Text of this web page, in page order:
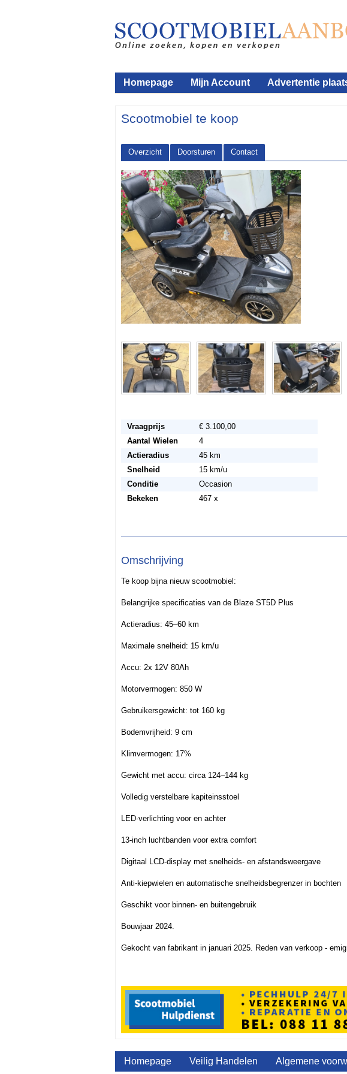
Homepage Mijn Account Advertentie
Scootmobiel te koop
Overzicht Doorsturen Contact
Vraagprijs
€ 3.100,00
Aantal Wielen
4
Actieradius
45 km
Snelheid
15 km/u
Conditie
Occasion
Bekeken
467 x
Omschrijving
Te koop bijna nieuw scootmobiel:
Belangrijke specificaties van de Blaze ST5D Plus
Actieradius: 45–60 km
Maximale snelheid: 15 km/u
Accu: 2x 12V 80Ah
Motorvermogen: 850 W
Gebruikersgewicht: tot 160 kg
Bodemvrijheid: 9 cm
Klimvermogen: 17%
Gewicht met accu: circa 124–144 kg
Volledig verstelbare kapiteinsstoel
LED-verlichting voor en achter
13-inch luchtbanden voor extra comfort
Digitaal LCD-display met snelheids- en afstandsweergave
Anti-kiepwielen en automatische snelheidsbegrenzer in bochten
Geschikt voor binnen- en buitengebruik
Bouwjaar 2024.
Gekocht van fabrikant in januari 2025. Reden van verkoop -
Homepage Veilig Handelen Algemene